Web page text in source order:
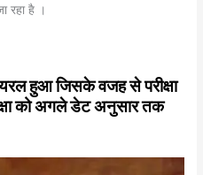
रहा है ।
हुआ जिसके वजह से परीक्षा
को अगले डेट अनुसार तक